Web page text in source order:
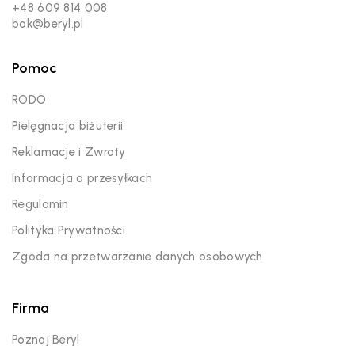
+48 609 814 008
bok@beryl.pl
Pomoc
RODO
Pielęgnacja biżuterii
Reklamacje i Zwroty
Informacja o przesyłkach
Regulamin
Polityka Prywatności
Zgoda na przetwarzanie danych osobowych
Firma
Poznaj Beryl